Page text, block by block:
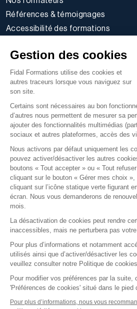
Gestion des cookies
Fidal Formations utilise des cookies et
autres traceurs lorsque vous naviguez sur
son site.
Certains sont nécessaires au bon
d’autres nous permettent de mesurer sa
ajouter des fonctionnalités multimédias
sociaux et autres plateformes, accès des
Nous activons par défaut uniquement les
pouvez activer/désactiver les autres
boutons « Tout accepter » ou « Tout
cliquant sur le bouton « Gérer mes choix »,
cliquant sur l’icône statique verte figurant
écran. Nous vous demanderons de
mois.
La désactivation de cookies peut rendre
inaccessibles, mais ne perturbera pas
Pour plus d’informations et notamment
utilisés ainsi que d’activer/désactiver les
veuillez consulter notre Politique de cookies.
Pour modifier vos préférences par la suite,
'Préférences de cookies' situé dans le pied
Pour plus d’informations, nous vous
Références & témoignages
Accessibilité des formations
Politique d’utilisation des cookies
Politique de confidentialité
Conditions générales
Nos offres
E-learning
Formations certifiantes
Formations inter-entreprises
Formations intra-entreprises
Cycles d'actualité
Soyez alerté de nos
Suivez-nous sur Linkedin
2026 Tous droits
Fidal Formations par
Gestion des cookies